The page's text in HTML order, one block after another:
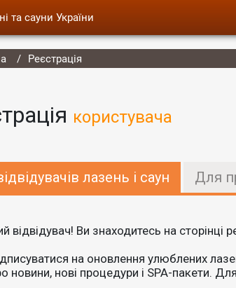
та сауни України
Реєстрація
користувача
лазень і саун Для
відвідувач! Ви знаходитесь на сторінці
на оновлення улюблених
новини, нові процедури і SPA-пакети.